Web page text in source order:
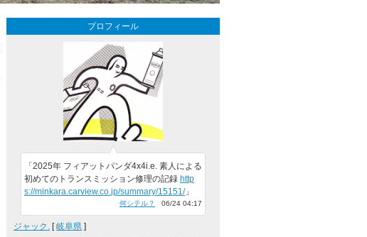
プロフィール
「2025年 フィアットパンダ4x4i.e. 素人による
初めてのトランスミッション修理の記録 http
s://minkara.carview.co.jp/summary/15151/」
何シテル？ 06/24 04:17
ジャック. [岐阜県 ]